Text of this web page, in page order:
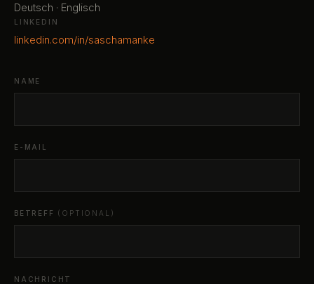
Deutsch · Englisch
LINKEDIN
linkedin.com/in/saschamanke
NAME
E-MAIL
BETREFF (OPTIONAL)
NACHRICHT